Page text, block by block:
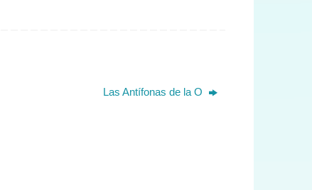
Las Antífonas de la O